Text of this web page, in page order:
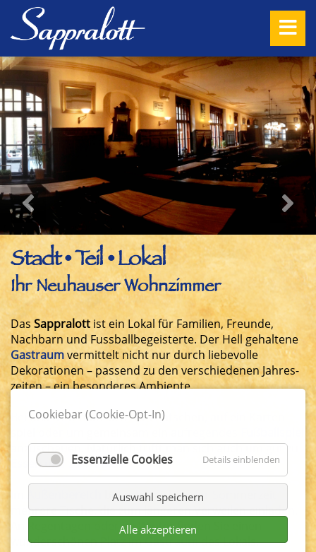
Stadt • Teil • Lokal
Ihr Neuhauser Wohnzimmer
Das Sappralott ist ein Lokal für Familien, Freunde,
Nachbarn und Fussball­begeisterte. Der Hell gehaltene
Gast­raumvermittelt nicht nur durch liebe­volle
Dekorationen – passend zu den ver­schiedenen Jahres­
zeiten – ein besonderes Ambiente.
Bei uns trifft man sich zum Ratschen, auf ein Karten­
anzuschauen. Natürlich trifft man sich auch um gut zu
Essenund zuTrinken.
befinden sich in der Sommer­zeit
mehrere Tische, die zum längeren Ver­weilen ein­laden.
An Regen­tagen oder im Winter finden Sie einen
wunder­schönen Platz imGast­raumdes Lokals.
Cookiebar (Cookie-Opt-In)
Essenzielle Cookies Details einblenden
Auswahl speichern
Alle akzeptieren